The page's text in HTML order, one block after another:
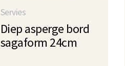
Servies
Diep asperge bord
sagaform 24cm